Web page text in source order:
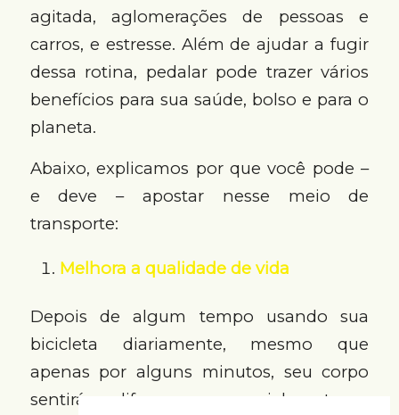
agitada, aglomerações de pessoas e
carros, e estresse. Além de ajudar a fugir
dessa rotina, pedalar pode trazer vários
benefícios para sua saúde, bolso e para o
planeta.
Abaixo, explicamos por que você pode –
e deve – apostar nesse meio de
transporte:
Melhora a qualidade de vida
Depois de algum tempo usando sua
bicicleta diariamente, mesmo que
apenas por alguns minutos, seu corpo
sentirá a diferença – especialmente os